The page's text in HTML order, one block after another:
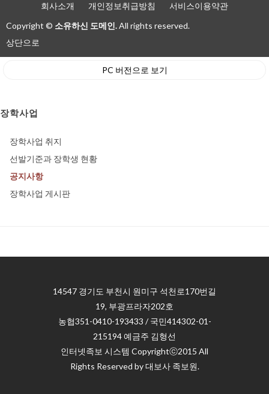
회사소개 개인정보취급방침
서비스이용약관
Copyright © 소유하신 도메인.All rights reserved.
상단으로
PC 버전으로 보기
장학사업
장학사업 취지
선발기준과 장학생 현황
공지사항
장학사업 게시판
14547 경기도 부천시 원미구 석천로170번길
19, 부광프라자202호
농협351-0410-193433 / 국민414302-01-
215194 예금주 김형선
인터넷족보 시스템 Copyrightⓒ2015 All
Rights Reserved by 대보사 족보원.